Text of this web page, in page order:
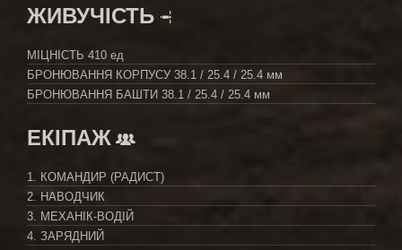
ЖИВУЧІСТЬ
МІЦНІСТЬ 410 ед
БРОНЮВАННЯ КОРПУСУ 38.1 / 25.4 / 25.4 мм
БРОНЮВАННЯ БАШТИ 38.1 / 25.4 / 25.4 мм
ЕКІПАЖ
1. КОМАНДИР (РАДИСТ)
2. НАВОДЧИК
3. МЕХАНІК-ВОДІЙ
4. ЗАРЯДНИЙ